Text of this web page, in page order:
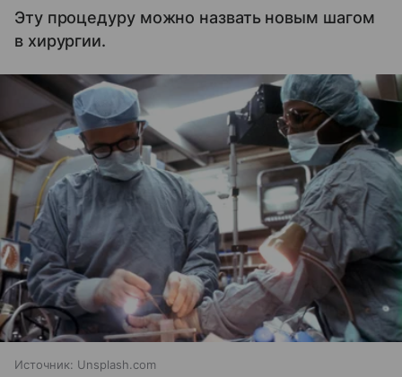
Эту процедуру можно назвать новым шагом
в хирургии.
Источник: Unsplash.com